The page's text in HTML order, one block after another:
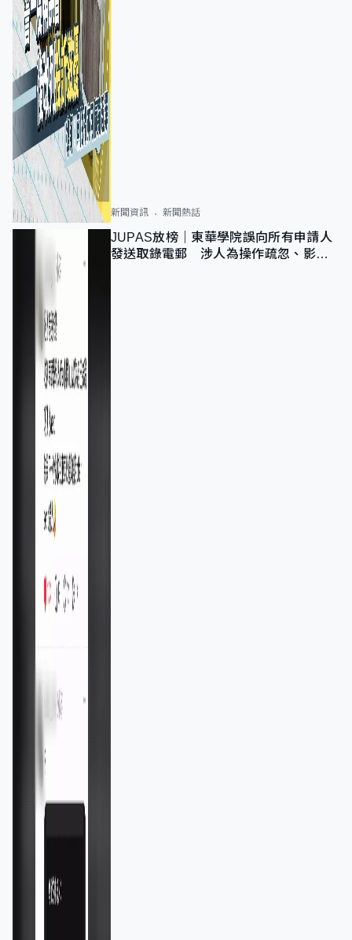
新聞資訊 新聞熱話
JUPAS放榜｜東華學院誤向所有申請人
發送取錄電郵 涉人為操作疏忽、影響